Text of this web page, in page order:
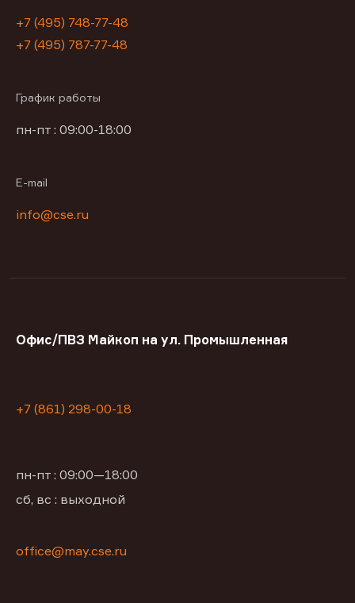
+7 (495) 748-77-48
+7 (495) 787-77-48
График работы
пн-пт : 09:00-18:00
E-mail
info@cse.ru
Офис/ПВЗ Майкоп на ул. Промышленная
+7 (861) 298-00-18
пн-пт : 09:00—18:00
сб, вс : выходной
office@may.cse.ru